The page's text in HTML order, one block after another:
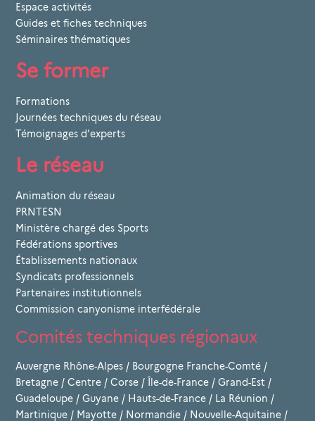
Espace activités
Guides et fiches techniques
Séminaires thématiques
Se former
Formations
Journées techniques du réseau
Témoignages d'experts
Le réseau
Animation du réseau
PRNTESN
Ministère chargé des Sports
Fédérations sportives
Établissements nationaux
Syndicats professionnels
Partenaires institutionnels
Commission canyonisme interfédérale
Comités techniques régionaux
Auvergne Rhône-Alpes / Bourgogne Franche-Comté /
Bretagne / Centre / Corse / Île-de-France / Grand-Est /
Guadeloupe / Guyane / Hauts-de-France / La Réunion /
Martinique / Mayotte / Normandie / Nouvelle-Aquitaine /